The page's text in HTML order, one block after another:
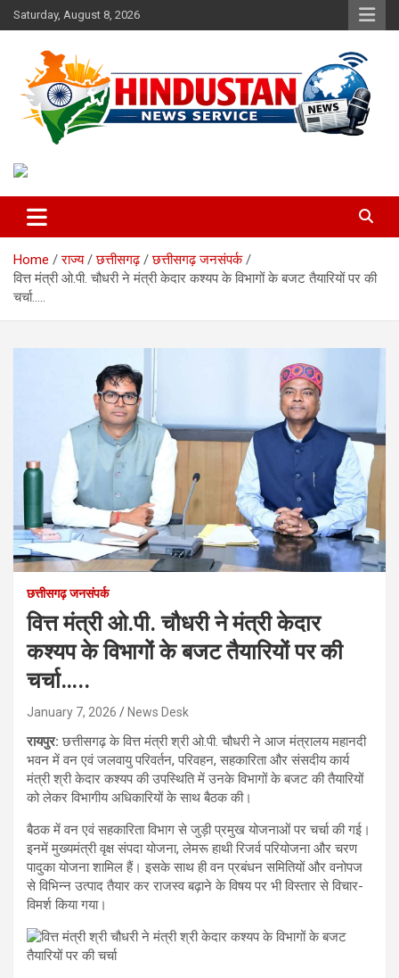
Skip
to
Saturday, August 8, 2026
Hindustan News Service
Home राज्य छत्तीसगढ़
छत्तीसगढ़ जनसंपर्क
वित्त मंत्री ओ.पी. चौधरी ने मंत्री केदार कश्यप के विभागों के बजट तैयारियों पर की
चर्चा…..
छत्तीसगढ़ जनसंपर्क
वित्त मंत्री ओ.पी. चौधरी ने मंत्री केदार
कश्यप के विभागों के बजट तैयारियों पर की
चर्चा…..
January 7, 2026 News Desk
रायपुर:छत्तीसगढ़ के वित्त मंत्री श्री ओ.पी. चौधरी ने आज मंत्रालय महानदी
भवन में वन एवं जलवायु परिवर्तन, परिवहन, सहकारिता और संसदीय कार्य
मंत्री श्री केदार कश्यप की उपस्थिति में उनके विभागों के बजट की तैयारियों
को लेकर विभागीय अधिकारियों के साथ बैठक की।
बैठक में वन एवं सहकारिता विभाग से जुड़ी प्रमुख योजनाओं पर चर्चा की गई।
इनमें मुख्यमंत्री वृक्ष संपदा योजना, लेमरू हाथी रिजर्व परियोजना और चरण
पादुका योजना शामिल हैं। इसके साथ ही वन प्रबंधन समितियों और वनोपज
से विभिन्न उत्पाद तैयार कर राजस्व बढ़ाने के विषय पर भी विस्तार से विचार-
विमर्श किया गया।